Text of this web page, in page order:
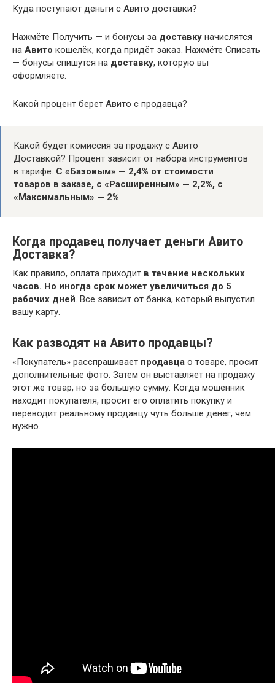
Куда поступают деньги с Авито доставки?
Нажмёте Получить — и бонусы за доставку начислятся
на Авито кошелёк, когда придёт заказ. Нажмёте Списать
— бонусы спишутся на доставку, которую вы
оформляете.
Какой процент берет Авито с продавца?
Какой будет комиссия за продажу с Авито
Доставкой? Процент зависит от набора инструментов
в тарифе. С «Базовым» — 2,4% от стоимости
товаров в заказе, с «Расширенным» — 2,2%, с
«Максимальным» — 2%.
Когда продавец получает деньги Авито
Доставка?
Как правило, оплата приходит в течение нескольких
часов. Но иногда срок может увеличиться до 5
рабочих дней. Все зависит от банка, который выпустил
вашу карту.
Как разводят на Авито продавцы?
«Покупатель» расспрашивает продавца о товаре, просит
дополнительные фото. Затем он выставляет на продажу
этот же товар, но за большую сумму. Когда мошенник
находит покупателя, просит его оплатить покупку и
переводит реальному продавцу чуть больше денег, чем
нужно.